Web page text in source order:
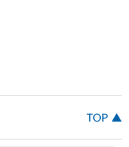
TOP ▲